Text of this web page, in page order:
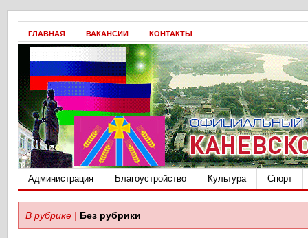
ГЛАВНАЯ ВАКАНСИИ КОНТАКТЫ
Администрация Благоустройство Культура Спорт
В рубрике | Без рубрики